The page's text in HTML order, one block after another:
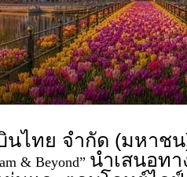
นไทย จำกัด (มหาช
& Beyond” นำเสนอทา